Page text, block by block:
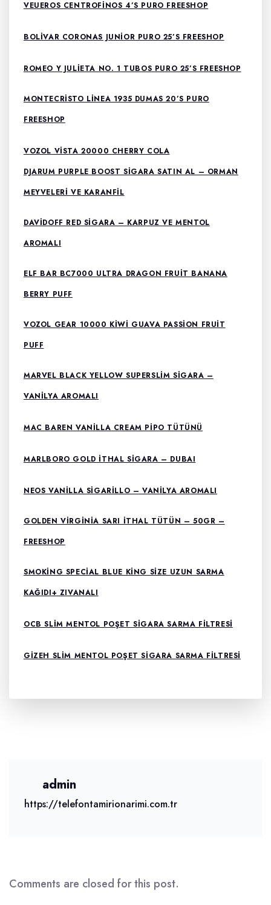
VEUEROS CENTROFINOS 4’S PURO FREESHOP
BOLIVAR CORONAS JUNIOR PURO 25’S FREESHOP
ROMEO Y JULIETA NO. 1 TUBOS PURO 25’S FREESHOP
MONTECRISTO LINEA 1935 DUMAS 20’S PURO
FREESHOP
VOZOL VISTA 20000 CHERRY COLA
DJARUM PURPLE BOOST SIGARA SATIN AL – ORMAN
MEYVELERI VE KARANFIL
DAVIDOFF RED SIGARA – KARPUZ VE MENTOL
AROMALI
ELF BAR BC7000 ULTRA DRAGON FRUIT BANANA
BERRY PUFF
VOZOL GEAR 10000 KIWI GUAVA PASSION FRUIT
PUFF
MARVEL BLACK YELLOW SUPERSLIM SIGARA –
VANILYA AROMALI
MAC BAREN VANILLA CREAM PIPO TÜTÜNÜ
MARLBORO GOLD ITHAL SIGARA – DUBAI
NEOS VANILLA SIGARILLO – VANILYA AROMALI
GOLDEN VIRGINIA SARI ITHAL TÜTÜN – 50GR –
FREESHOP
SMOKING SPECIAL BLUE KING SIZE UZUN SARMA
KAĞIDI+ ZIVANALI
OCB SLIM MENTOL POŞET SIGARA SARMA FILTRESI
GIZEH SLIM MENTOL POŞET SIGARA SARMA FILTRESI
admin
https://telefontamirionarimi.com.tr
Comments are closed for this post.